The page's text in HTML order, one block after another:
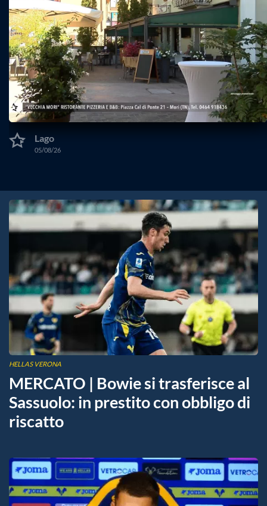
Lago
05/08/26
HELLAS VERONA
MERCATO | Bowie si trasferisce al
Sassuolo: in prestito con obbligo di
riscatto